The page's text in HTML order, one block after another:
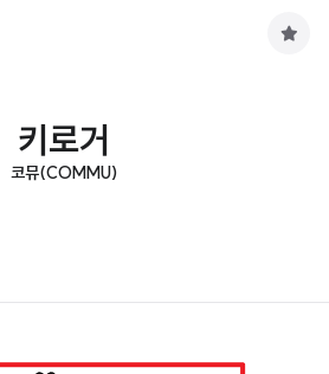
키로거
코뮤(COMMU)
구